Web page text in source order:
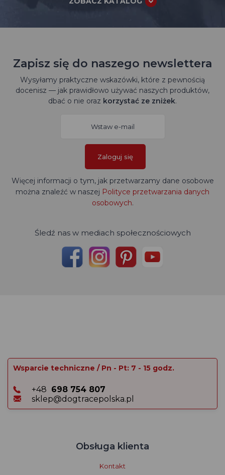
Zapisz się do naszego newslettera
Wysyłamy praktyczne wskazówki, które z pewnością
docenisz — jak prawidłowo używać naszych produktów,
dbać o nie oraz korzystać ze zniżek.
Zaloguj się
Więcej informacji o tym, jak przetwarzamy dane osobowe
można znaleźć w naszej Polityce przetwarzania danych
osobowych.
Śledź nas w mediach społecznościowych
Wsparcie techniczne / Pn - Pt: 7 - 15 godz.
+48 698 754 807
sklep@dogtracepolska.pl
Obsługa klienta
Kontakt